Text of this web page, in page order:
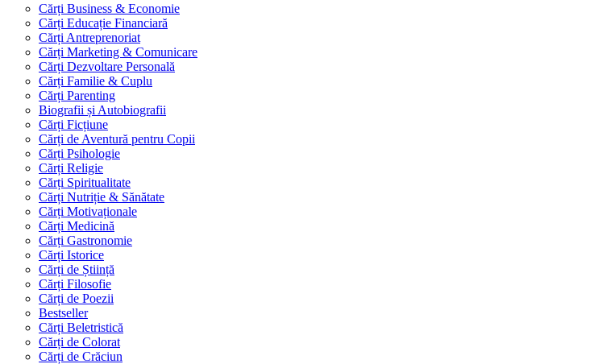
Cărți Business & Economie
Cărți Educație Financiară
Cărți Antreprenoriat
Cărți Marketing & Comunicare
Cărți Dezvoltare Personală
Cărți Familie & Cuplu
Cărți Parenting
Biografii și Autobiografii
Cărți Ficțiune
Cărți de Aventură pentru Copii
Cărți Psihologie
Cărți Religie
Cărți Spiritualitate
Cărți Nutriție & Sănătate
Cărți Motivaționale
Cărți Medicină
Cărți Gastronomie
Cărți Istorice
Cărți de Știință
Cărți Filosofie
Cărți de Poezii
Bestseller
Cărți Beletristică
Cărți de Colorat
Cărți de Crăciun